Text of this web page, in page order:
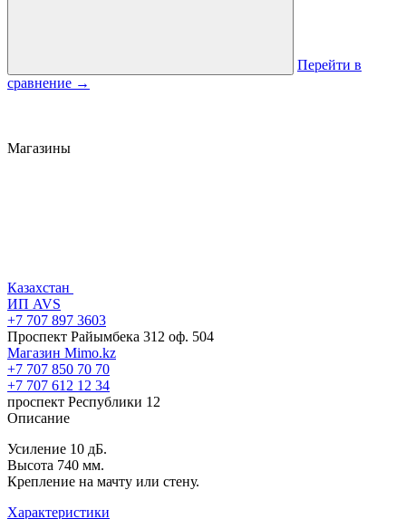
Перейти в
сравнение →
Магазины
Казахстан
ИП AVS
+7 707 897 3603
Проспект Райымбека 312 оф. 504
Магазин Mimo.kz
+7 707 850 70 70
+7 707 612 12 34
проспект Республики 12
Описание
Усиление 10 дБ.
Высота 740 мм.
Крепление на мачту или стену.
Характеристики